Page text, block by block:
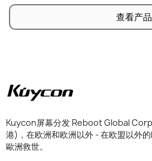
查看产品
Kuycon屏幕分发 Reboot Global
港)，在欧洲和欧洲以外 - 在欧盟以外
歐洲救世。